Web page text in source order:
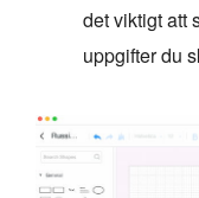
det viktigt att
uppgifter du